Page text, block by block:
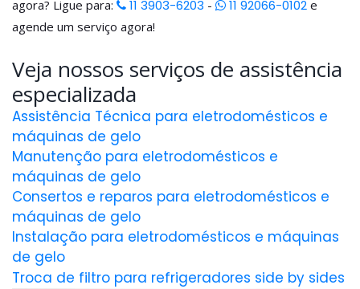
agora? Ligue para:
11 3903-6203 - 11 92066-0102 e
agende um serviço agora!
Veja nossos serviços de assistência
especializada
Assistência Técnica para eletrodomésticos e
máquinas de gelo
Manutenção para eletrodomésticos e
máquinas de gelo
Consertos e reparos para eletrodomésticos e
máquinas de gelo
Instalação para eletrodomésticos e máquinas
de gelo
Troca de filtro para refrigeradores side by sides